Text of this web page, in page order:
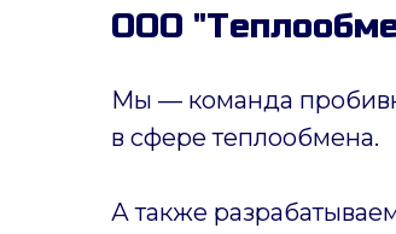
ООО
Мы — команда
в сфере теплообмена.
А также